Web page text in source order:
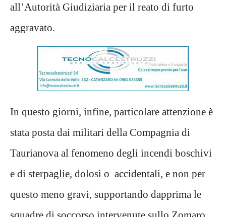
all’Autorità Giudiziaria per il reato di furto
aggravato.
In questo giorni, infine, particolare attenzione è
stata posta dai militari della Compagnia di
Taurianova al fenomeno degli incendi boschivi
e di sterpaglie, dolosi o accidentali, e non per
questo meno gravi, supportando dapprima le
squadre di soccorso intervenute sullo Zomaro